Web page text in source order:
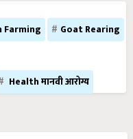
Farming
Goat Rearing
Health मानवी आरोग्य